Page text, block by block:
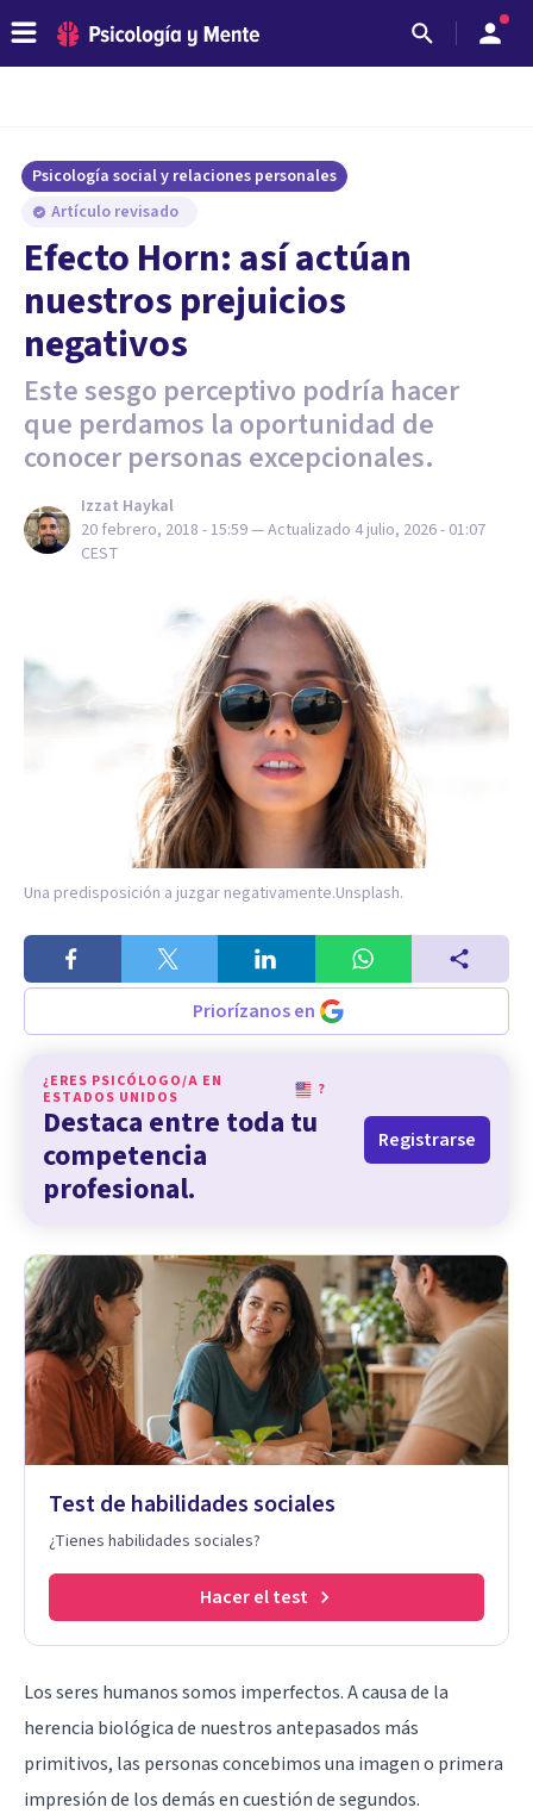
Psicología social y relaciones personales
Artículo revisado
Efecto Horn: así actúan
nuestros prejuicios
negativos
Este sesgo perceptivo podría hacer
que perdamos la oportunidad de
conocer personas excepcionales.
Izzat Haykal
20 febrero, 2018 - 15:59— Actualizado 4 julio, 2026 - 01:07
CEST
Una predisposición a juzgar negativamente.Unsplash.
Priorízanos en
¿ERES PSICÓLOGO/A EN
ESTADOS UNIDOS
?
Destaca entre toda tu
competencia
profesional.
Registrarse
Test de habilidades sociales
¿Tienes habilidades sociales?
Hacer el test
Los seres humanos somos imperfectos. A causa de la
herencia biológica de nuestros antepasados más
primitivos, las personas concebimos una imagen o primera
impresión de los demás en cuestión de segundos.